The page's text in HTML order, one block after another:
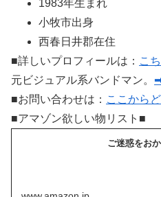
1983年生まれ
小牧市出身
西春日井郡在住
■詳しいプロフィールは： こ
元ビジュアル系バンドマン。
■お問い合わせは： ここから
■アマゾン欲しい物リスト■
ご迷惑をお